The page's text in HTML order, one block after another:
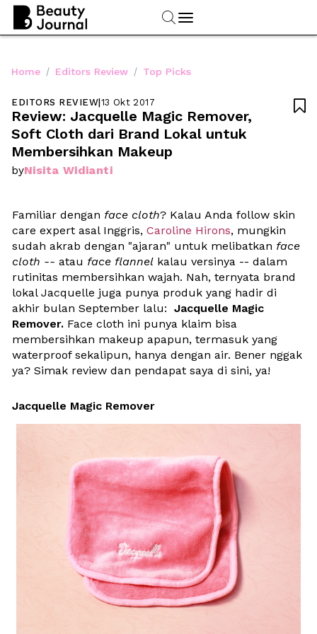
Home / Editors Review / Top Picks
EDITORS REVIEW|13 Okt 2017
Review: Jacquelle Magic Remover,
Soft Cloth dari Brand Lokal untuk
Membersihkan Makeup
byNisita Widianti

Familiar dengan face cloth? Kalau Anda follow skin
care expert asal Inggris, Caroline Hirons, mungkin
sudah akrab dengan "ajaran" untuk melibatkan face
cloth -- atau face flannel kalau versinya -- dalam
rutinitas membersihkan wajah. Nah, ternyata brand
lokal Jacquelle juga punya produk yang hadir di
akhir bulan September lalu: Jacquelle Magic
Remover. Face cloth ini punya klaim bisa
membersihkan makeup apapun, termasuk yang
waterproof sekalipun, hanya dengan air. Bener nggak
ya? Simak review dan pendapat saya di sini, ya!
Jacquelle Magic Remover